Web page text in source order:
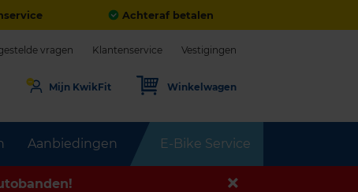
Achteraf betalen
Aanbiedingen E-Bike Service
vragen Klantenservice Vestigingen
Mijn KwikFit Winkelwagen